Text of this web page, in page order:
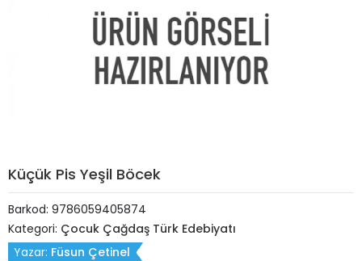
Küçük Pis Yeşil Böcek
Barkod: 9786059405874
Kategori: Çocuk Çağdaş Türk Edebiyatı
Yazar: Füsun Çetinel